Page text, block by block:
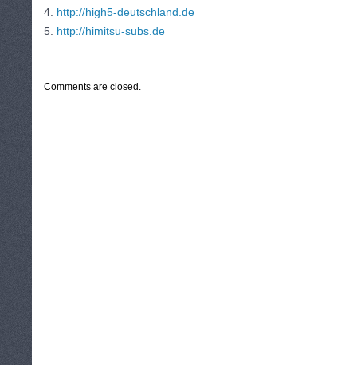
4. http://high5-deutschland.de
5. http://himitsu-subs.de
Comments are closed.